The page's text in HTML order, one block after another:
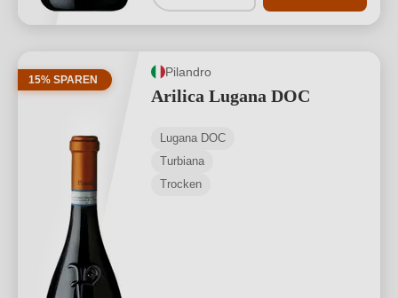
15% SPAREN
Pilandro
Arilica Lugana DOC
Lugana DOC
Turbiana
Trocken